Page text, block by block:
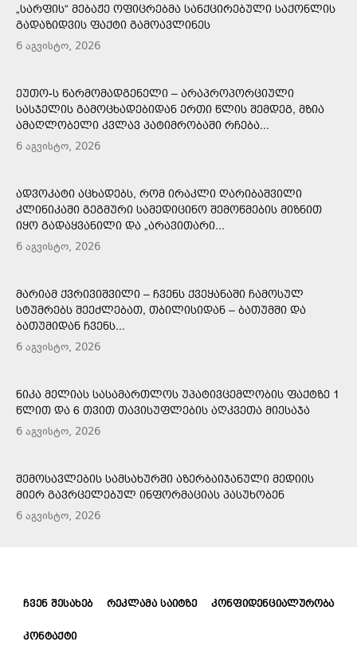
„ᲡᲐᲠᲤᲘᲡ“ ᲛᲔᲑᲐᲟᲔ ᲝᲤᲘᲪᲠᲔᲑᲛᲐ ᲡᲐᲜᲥᲪᲘᲠᲔᲑᲣᲚᲘ ᲡᲐᲥᲝᲜᲚᲘᲡ
ᲒᲐᲓᲐᲖᲘᲓᲕᲘᲡ ᲤᲐᲥᲢᲘ ᲒᲐᲛᲝᲐᲕᲚᲘᲜᲔᲡ
6 აგვისტო, 2026
ᲔᲣᲗᲝ-Ს ᲬᲐᲠᲛᲝᲛᲐᲓᲒᲔᲜᲔᲚᲘ – ᲐᲠᲐᲞᲠᲝᲞᲝᲠᲪᲘᲣᲚᲘ
ᲡᲐᲡᲯᲔᲚᲘᲡ ᲒᲐᲛᲝᲪᲮᲐᲓᲔᲑᲘᲓᲐᲜ ᲔᲠᲗᲘ ᲬᲚᲘᲡ ᲨᲔᲛᲓᲔᲒ, ᲛᲖᲘᲐ
ᲐᲛᲐᲦᲚᲝᲑᲔᲚᲘ ᲙᲕᲚᲐᲕ ᲞᲐᲢᲘᲛᲠᲝᲑᲐᲨᲘ ᲠᲩᲔᲑᲐ...
6 აგვისტო, 2026
ᲐᲓᲕᲝᲙᲐᲢᲘ ᲐᲪᲮᲐᲓᲔᲑᲡ, ᲠᲝᲛ ᲘᲠᲐᲙᲚᲘ ᲦᲐᲠᲘᲑᲐᲨᲕᲘᲚᲘ
ᲙᲚᲘᲜᲘᲙᲐᲨᲘ ᲒᲔᲒᲛᲣᲠᲘ ᲡᲐᲛᲔᲓᲘᲪᲘᲜᲝ ᲨᲔᲛᲝᲬᲛᲔᲑᲘᲡ ᲛᲘᲖᲜᲘᲗ
ᲘᲧᲝ ᲒᲐᲓᲐᲧᲕᲐᲜᲘᲚᲘ ᲓᲐ „ᲐᲠᲐᲕᲘᲗᲐᲠᲘ...
6 აგვისტო, 2026
ᲛᲐᲠᲘᲐᲛ ᲥᲕᲠᲘᲕᲘᲨᲕᲘᲚᲘ – ᲩᲕᲔᲜᲡ ᲥᲕᲔᲧᲐᲜᲐᲨᲘ ᲩᲐᲛᲝᲡᲣᲚ
ᲡᲢᲣᲛᲠᲔᲑᲡ ᲨᲔᲔᲫᲚᲔᲑᲐᲗ, ᲗᲑᲘᲚᲘᲡᲘᲓᲐᲜ – ᲑᲐᲗᲣᲛᲨᲘ ᲓᲐ
ᲑᲐᲗᲣᲛᲘᲓᲐᲜ ᲩᲕᲔᲜᲡ...
6 აგვისტო, 2026
ᲜᲘᲙᲐ ᲛᲔᲚᲘᲐᲡ ᲡᲐᲡᲐᲛᲐᲠᲗᲚᲝᲡ ᲣᲞᲐᲢᲘᲕᲪᲔᲛᲚᲝᲑᲘᲡ ᲤᲐᲥᲢᲖᲔ 1
ᲬᲚᲘᲗ ᲓᲐ 6 ᲗᲕᲘᲗ ᲗᲐᲕᲘᲡᲣᲤᲚᲔᲑᲘᲡ ᲐᲦᲙᲕᲔᲗᲐ ᲛᲘᲔᲡᲐᲯᲐ
6 აგვისტო, 2026
ᲨᲔᲛᲝᲡᲐᲕᲚᲔᲑᲘᲡ ᲡᲐᲛᲡᲐᲮᲣᲠᲨᲘ ᲐᲖᲔᲠᲑᲐᲘᲯᲐᲜᲣᲚᲘ ᲛᲔᲓᲘᲘᲡ
ᲛᲘᲔᲠ ᲒᲐᲕᲠᲪᲔᲚᲔᲑᲣᲚ ᲘᲜᲤᲝᲠᲛᲐᲪᲘᲐᲡ ᲞᲐᲡᲣᲮᲝᲑᲔᲜ
6 აგვისტო, 2026
ᲩᲕᲔᲜ ᲨᲔᲡᲐᲮᲔᲑ ᲠᲔᲙᲚᲐᲛᲐ ᲡᲐᲘᲢᲖᲔ ᲙᲝᲜᲤᲘᲓᲔᲜᲪᲘᲐᲚᲣᲠᲝᲑᲐ
ᲙᲝᲜᲢᲐᲥᲢᲘ